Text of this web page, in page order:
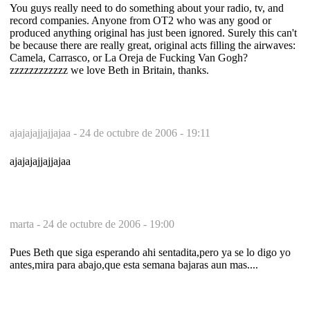
You guys really need to do something about your radio, tv, and
record companies. Anyone from OT2 who was any good or
produced anything original has just been ignored. Surely this can't
be because there are really great, original acts filling the airwaves:
Camela, Carrasco, or La Oreja de Fucking Van Gogh?
zzzzzzzzzzzz we love Beth in Britain, thanks.
ajajajajjajjajaa - 24 de octubre de 2006 - 19:11
ajajajajjajjajaa
marta - 24 de octubre de 2006 - 19:00
Pues Beth que siga esperando ahi sentadita,pero ya se lo digo yo
antes,mira para abajo,que esta semana bajaras aun mas....